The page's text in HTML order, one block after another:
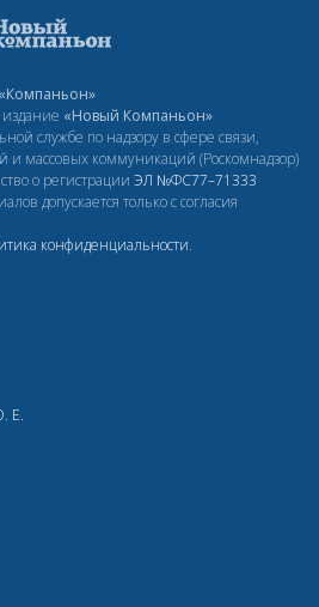
«Новый Компаньон»
службе по надзору в сфере связи,
массовых коммуникаций (Роскомнадзор)
о регистрации ЭЛ №ФС77–71333
допускается только с согласия
конфиденциальности.
Е.